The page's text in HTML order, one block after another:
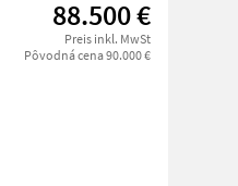
88.500 €
Preis inkl. MwSt
Pôvodná cena 90.000 €